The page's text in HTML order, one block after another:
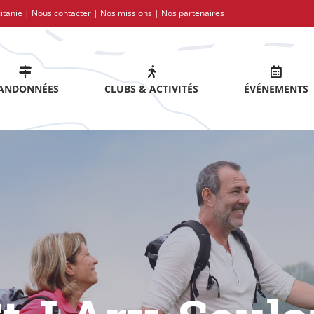
| Nous contacter | Nos missions | Nos partenaires
CLUBS & ACTIVITÉS ÉVÉNEMENTS